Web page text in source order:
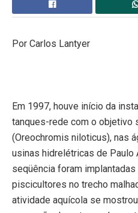
Por Carlos Lantyer
Em 1997, houve início da
tanques-rede com o objetivo
(Oreochromis niloticus), nas
usinas hidrelétricas de Paulo
seqüência foram
piscicultores no trecho
atividade aquícola se